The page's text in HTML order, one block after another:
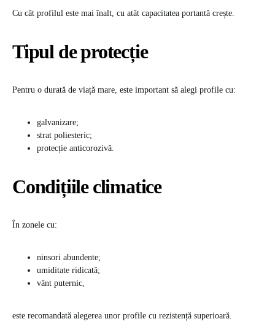
Cu cât profilul este mai înalt, cu atât capacitatea portantă crește.
Tipul de protecție
Pentru o durată de viață mare, este important să alegi profile cu:
galvanizare;
strat poliesteric;
protecție anticorozivă.
Condițiile climatice
În zonele cu:
ninsori abundente;
umiditate ridicată;
vânt puternic,
este recomandată alegerea unor profile cu rezistență superioară.